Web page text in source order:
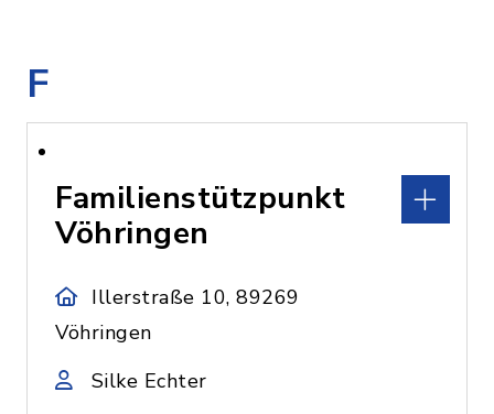
F
Familienstützpunkt
Vöhringen
Illerstraße 10, 89269
Vöhringen
Silke Echter